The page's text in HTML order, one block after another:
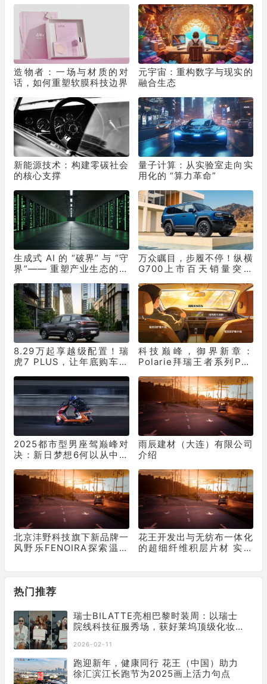
挚荐
造物者：一场与材质的对
话，如何重塑软膜科技边界
元宇宙：重构数字与现实的
融合生态
新能源技术：构建零碳社会
的核心支撑
量子计算：从实验室走向实
用化的 “算力革命”
生成式 AI 的 “破界” 与 “守
界”—— 重塑产业生态的双
万众瞩目，步履不停！纵横
G700上市百天销量突破
8.29万起享越级配置！瑞
虎7 PLUS，让年底购车再
科技巅峰，御界新章：
Polarie拜瑞王者系列P70
2025都市型男座驾巅峰对
决：新日梦想6何以从中突
雨辰建材（大连）有限公司
介绍
北京沣野科技旗下新品牌一
风野乐FENOIRA探索温和
花王开发出与无纺布一体化
的超细纤维积层片材 实现
热门推荐
瑞士BILATTE亮相巴黎时装周：以瑞士
院线科技征服秀场，获好莱坞顶级化妆
2026-02-11
跑迎新年，健康同行 花王（中国）助力
徐汇滨江长跑节为2025画上活力句点